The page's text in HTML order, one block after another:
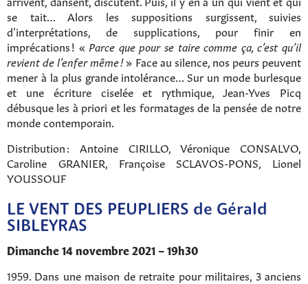
se tait… Alors les suppositions surgissent, suivies
d’interprétations, de supplications, pour finir en
imprécations ! « Parce que pour se taire comme ça, c’est qu’il
revient de l’enfer même !» Face au silence, nos peurs peuvent
mener à la plus grande intolérance… Sur un mode burlesque
et une écriture ciselée et rythmique, Jean-Yves Picq
débusque les à priori et les formatages de la pensée de notre
monde contemporain.
Distribution : Antoine CIRILLO, Véronique CONSALVO,
Caroline GRANIER, Françoise SCLAVOS-PONS, Lionel
YOUSSOUF
LE VENT DES PEUPLIERS de Gérald
SIBLEYRAS
Dimanche 14 novembre 2021 – 19h30
1959. Dans une maison de retraite pour militaires, 3 anciens